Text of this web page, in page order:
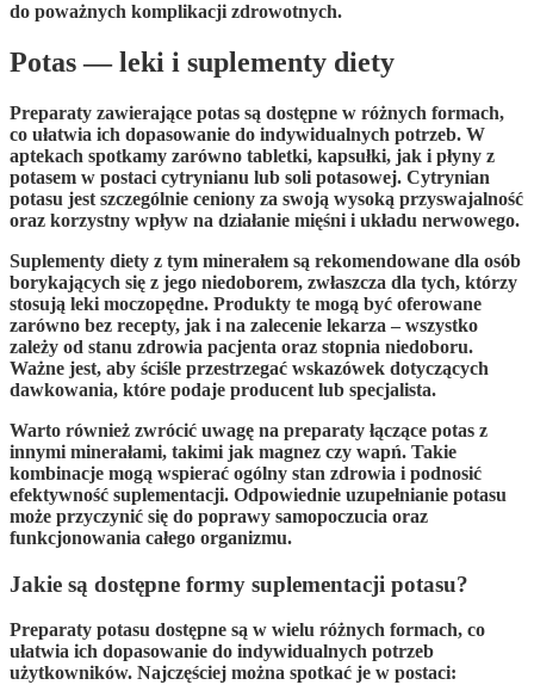
do poważnych komplikacji zdrowotnych.
Potas — leki i suplementy diety
Preparaty zawierające potas są dostępne w różnych formach,
co ułatwia ich dopasowanie do indywidualnych potrzeb. W
aptekach spotkamy zarówno tabletki, kapsułki, jak i płyny z
potasem w postaci cytrynianu lub soli potasowej. Cytrynian
potasu jest szczególnie ceniony za swoją wysoką przyswajalność
oraz korzystny wpływ na działanie mięśni i układu nerwowego.
Suplementy diety z tym minerałem są rekomendowane dla osób
borykających się z jego niedoborem, zwłaszcza dla tych, którzy
stosują leki moczopędne. Produkty te mogą być oferowane
zarówno bez recepty, jak i na zalecenie lekarza – wszystko
zależy od stanu zdrowia pacjenta oraz stopnia niedoboru.
Ważne jest, aby ściśle przestrzegać wskazówek dotyczących
dawkowania, które podaje producent lub specjalista.
Warto również zwrócić uwagę na preparaty łączące potas z
innymi minerałami, takimi jak magnez czy wapń. Takie
kombinacje mogą wspierać ogólny stan zdrowia i podnosić
efektywność suplementacji. Odpowiednie uzupełnianie potasu
może przyczynić się do poprawy samopoczucia oraz
funkcjonowania całego organizmu.
Jakie są dostępne formy suplementacji potasu?
Preparaty potasu dostępne są w wielu różnych formach, co
ułatwia ich dopasowanie do indywidualnych potrzeb
użytkowników. Najczęściej można spotkać je w postaci: